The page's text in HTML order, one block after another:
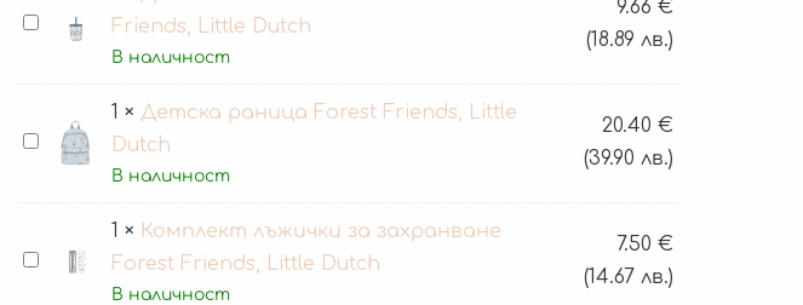
Forest
Dutch
Детска
със
сламка
Forest
Dutch
Friends, Little Dutch
В наличност
9.66 €
(18.89 лв.)
Детска
Forest
Little
1 × Детска раница Forest Friends, Little
Dutch
В наличност
20.40 €
(39.90 лв.)
Комплект
1 × Комплект лъжички за захранване
Forest Friends, Little Dutch
В наличност
7.50 €
(14.67 лв.)